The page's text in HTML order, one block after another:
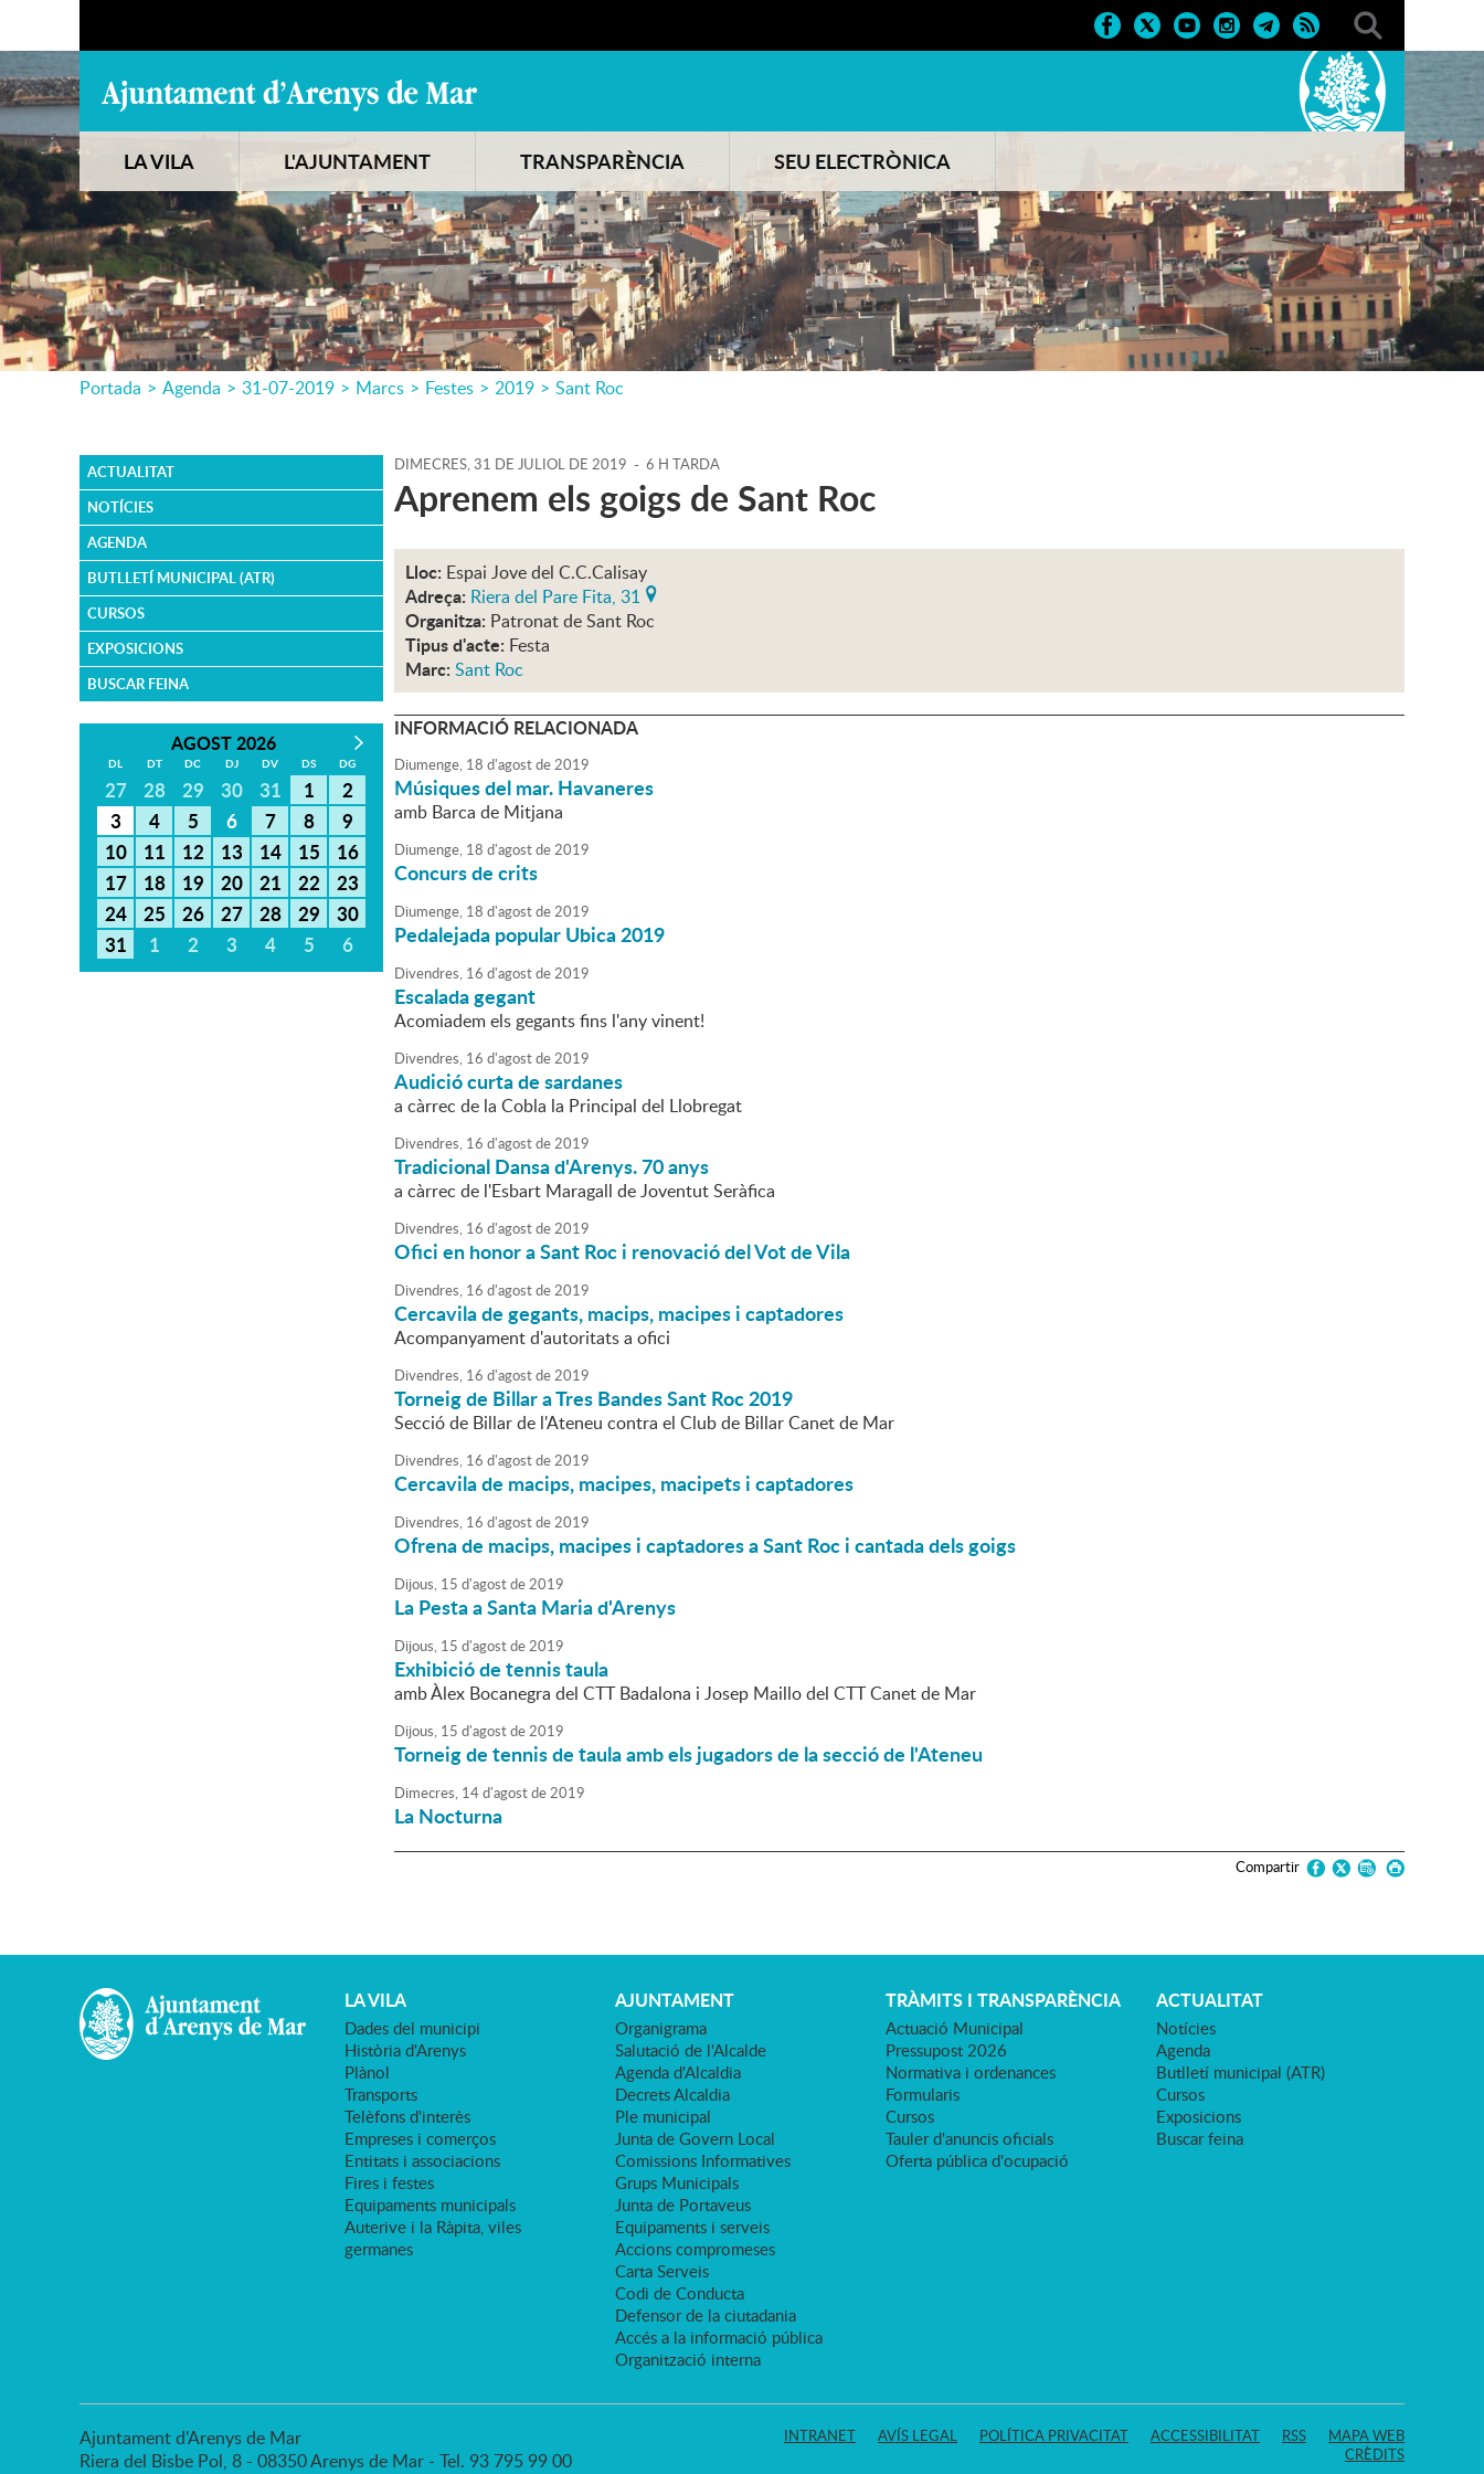
LA VILA L'AJUNTAMENT TRANSPARÈNCIA SEU ELECTRÒNICA
Portada > Agenda > 31-07-2019 > Marcs > Festes > 2019 > Sant Roc
ACTUALITAT
NOTÍCIES
AGENDA
BUTLLETÍ MUNICIPAL (ATR)
CURSOS
EXPOSICIONS
BUSCAR FEINA
AGOST 2026
DL DT DC DJ DV DS DG
27 28 29 30 31 1
2
3
4 5 6 7 8
9
10
11 12 13 14 15
16
17
18 19 20 21 22
23
24
25 26 27 28 29
30
31
1 2 3 4 5 6
DIMECRES,31 DE JULIOL DE 2019 - 6 H TARDA
Aprenem els goigs de Sant Roc
Lloc: Espai Jove del C.C.Calisay
Adreça: Riera del Pare Fita, 31
Organitza: Patronat de Sant Roc
Tipus d'acte: Festa
Marc: Sant Roc
INFORMACIÓ RELACIONADA
Diumenge, 18 d'agostde2019
Músiques del mar. Havaneres
amb Barca de Mitjana
Diumenge, 18 d'agostde2019
Concurs de crits
Diumenge, 18 d'agostde2019
Pedalejada popular Ubica 2019
Divendres, 16 d'agostde2019
Escalada gegant
Acomiadem els gegants fins l'any vinent!
Divendres, 16 d'agostde2019
Audició curta de sardanes
a càrrec de la Cobla la Principal del Llobregat
Divendres, 16 d'agostde2019
Tradicional Dansa d'Arenys. 70 anys
a càrrec de l'Esbart Maragall de Joventut Seràfica
Divendres, 16 d'agostde2019
Ofici en honor a Sant Roc i renovació del Vot de Vila
Divendres, 16 d'agostde2019
Cercavila de gegants, macips, macipes i captadores
Acompanyament d'autoritats a ofici
Divendres, 16 d'agostde2019
Torneig de Billar a Tres Bandes Sant Roc 2019
Secció de Billar de l'Ateneu contra el Club de Billar Canet de Mar
Divendres, 16 d'agostde2019
Cercavila de macips, macipes, macipets i captadores
Divendres, 16 d'agostde2019
Ofrena de macips, macipes i captadores a Sant Roc i cantada dels goigs
Dijous, 15 d'agostde2019
La Pesta a Santa Maria d'Arenys
Dijous, 15 d'agostde2019
Exhibició de tennis taula
amb Àlex Bocanegra del CTT Badalona i Josep Maillo del CTT Canet de Mar
Dijous, 15 d'agostde2019
Torneig de tennis de taula amb els jugadors de la secció de l'Ateneu
Dimecres, 14d'agostde2019
La Nocturna
Compartir
LA VILA
Dades del municipi
Història d'Arenys
Plànol
Transports
Telèfons d'interès
Empreses i comerços
Entitats i associacions
Fires i festes
Equipaments municipals
Auterive i la Ràpita, viles
germanes
AJUNTAMENT
Organigrama
Salutació de l'Alcalde
Agenda d'Alcaldia
Decrets Alcaldia
Ple municipal
Junta de Govern Local
Comissions Informatives
Grups Municipals
Junta de Portaveus
Equipaments i serveis
Accions compromeses
Carta Serveis
Codi de Conducta
Defensor de la ciutadania
Accés a la informació pública
Organització interna
TRÀMITS I TRANSPARÈNCIA
Actuació Municipal
Pressupost 2026
Normativa i ordenances
Formularis
Cursos
Tauler d'anuncis oficials
Oferta pública d'ocupació
ACTUALITAT
Notícies
Agenda
Butlletí municipal (ATR)
Cursos
Exposicions
Buscar feina
Ajuntament d'Arenys de Mar
Riera del Bisbe Pol, 8 - 08350 Arenys de Mar - Tel. 93 795 99 00
INTRANET AVÍS LEGAL POLÍTICA PRIVACITAT ACCESSIBILITAT RSS
MAPA WEB
CRÈDITS